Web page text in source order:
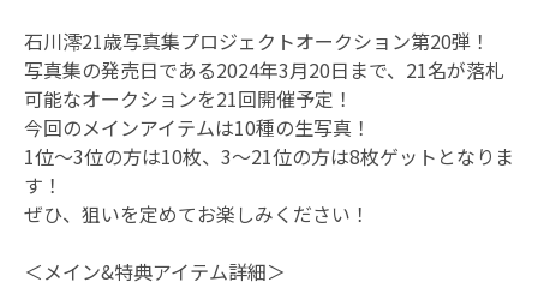
石川澪21歳写真集プロジェクトオークション第20弾！
写真集の発売日である2024年3月20日まで、21名が落札
可能なオークションを21回開催予定！
今回のメインアイテムは10種の生写真！
1位〜3位の方は10枚、3〜21位の方は8枚ゲットとなりま
す！
ぜひ、狙いを定めてお楽しみください！
＜メイン&特典アイテム詳細＞